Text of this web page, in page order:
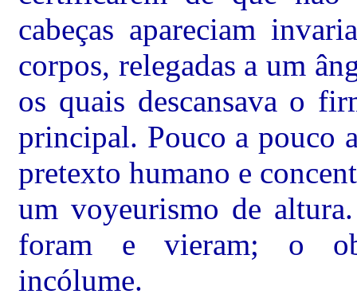
cabeças apareciam
corpos, relegadas a um
os quais descansava o
principal. Pouco a pouco
pretexto humano e
um voyeurismo de
foram e vieram; o
incólume.